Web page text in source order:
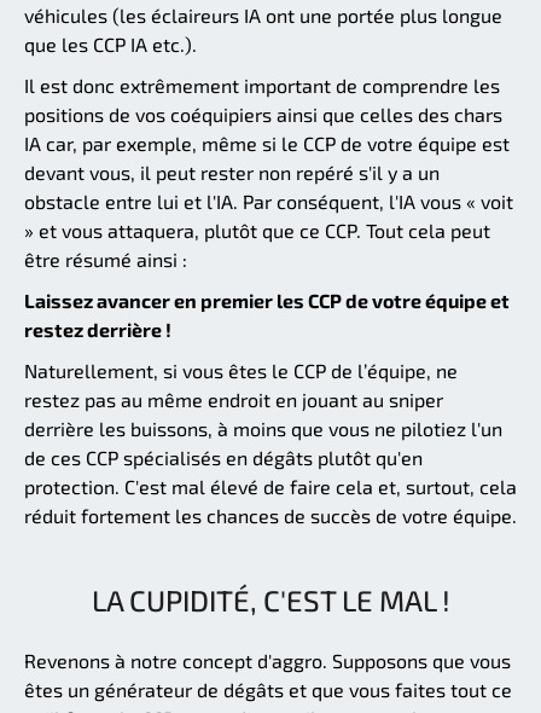
véhicules (les éclaireurs IA ont une portée plus longue
que les CCP IA etc.).
Il est donc extrêmement important de comprendre les
positions de vos coéquipiers ainsi que celles des chars
IA car, par exemple, même si le CCP de votre équipe est
devant vous, il peut rester non repéré s'il y a un
obstacle entre lui et l'IA. Par conséquent, l'IA vous « voit
» et vous attaquera, plutôt que ce CCP. Tout cela peut
être résumé ainsi :
Laissez avancer en premier les CCP de votre équipe et
restez derrière !
Naturellement, si vous êtes le CCP de l’équipe, ne
restez pas au même endroit en jouant au sniper
derrière les buissons, à moins que vous ne pilotiez l'un
de ces CCP spécialisés en dégâts plutôt qu'en
protection. C'est mal élevé de faire cela et, surtout, cela
réduit fortement les chances de succès de votre équipe.
LA CUPIDITÉ, C'EST LE MAL !
Revenons à notre concept d'aggro. Supposons que vous
êtes un générateur de dégâts et que vous faites tout ce